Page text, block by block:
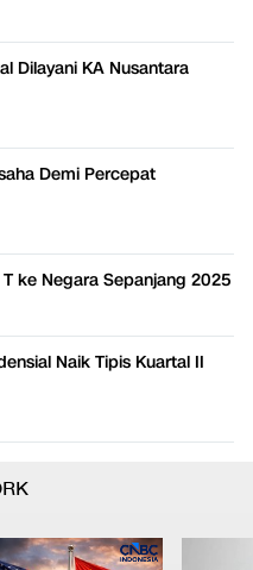
Dilayani KA Nusantara
Demi Percepat
ke Negara Sepanjang 2025
Naik Tipis Kuartal II